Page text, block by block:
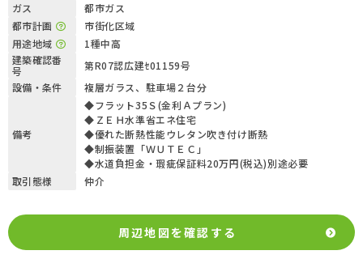
ガス
都市ガス
都市計画
市街化区域
用途地域
1種中高
建築確認番
号
第R07認広建ｾ01159号
設備・条件
複層ガラス、駐車場２台分
備考
◆フラット35Ｓ(金利Ａプラン)
◆ＺＥＨ水準省エネ住宅
◆優れた断熱性能ウレタン吹き付け断熱
◆制振装置「ＷＵＴＥＣ」
◆水道負担金・瑕疵保証料20万円(税込)別途必要
取引態様
仲介
周辺地図を確認する